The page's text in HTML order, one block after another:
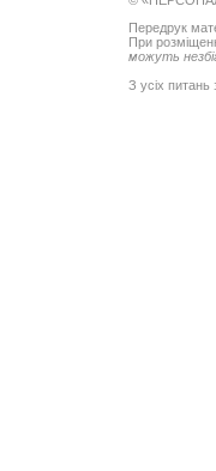
Передрук
При
можуть
З усіх питань